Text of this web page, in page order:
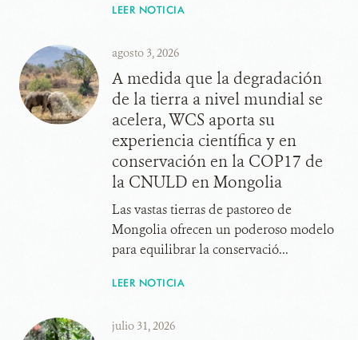
LEER NOTICIA
agosto 3, 2026
A medida que la degradación
de la tierra a nivel mundial se
acelera, WCS aporta su
experiencia científica y en
conservación en la COP17 de
la CNULD en Mongolia
Las vastas tierras de pastoreo de
Mongolia ofrecen un poderoso modelo
para equilibrar la conservació...
LEER NOTICIA
julio 31, 2026